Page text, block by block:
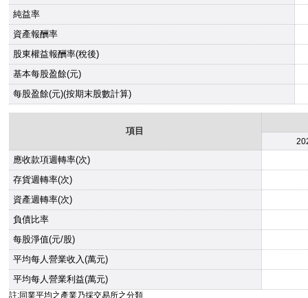
純益率
資產報酬率
股東權益報酬率(稅後)
基本每股盈餘(元)
每股盈餘(元)(按期末股數計算)
項目
應收款項週轉率(次)
存貨週轉率(次)
資產週轉率(次)
負債比率
每股淨值(元/股)
平均每人營業收入(萬元)
平均每人營業利益(萬元)
註:同業平均之產業乃採交易所之分類